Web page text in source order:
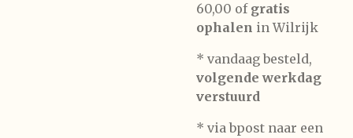
60,00 of gratis
ophalen in Wilrijk
* vandaag besteld,
volgende werkdag
verstuurd
* via bpost naar een